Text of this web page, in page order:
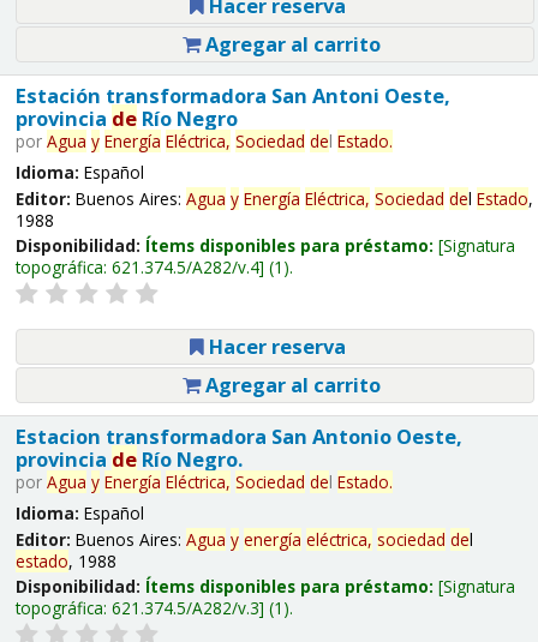
Agregar al carrito
Estación transformadora San Antoni Oeste,
provincia deRío Negro
por Agua y Energía Eléctrica, Sociedad del Estado.
Idioma: Español
Editor: Buenos Aires: Agua y Energía Eléctrica, Sociedad del Estado,
1988
Disponibilidad: Ítems disponibles para préstamo: Signatura
topográfica: 621.374.5/A282/v.4 (1).
Hacer reserva
Agregar al carrito
Estacion transformadora San Antonio Oeste,
provincia deRío Negro.
por Agua y Energía Eléctrica, Sociedad del Estado.
Idioma: Español
Editor: Buenos Aires: Agua y energía eléctrica, sociedad del
estado, 1988
Disponibilidad: Ítems disponibles para préstamo: Signatura
topográfica: 621.374.5/A282/v.3 (1).